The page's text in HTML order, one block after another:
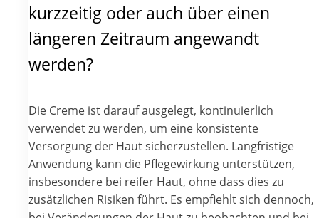
kurzzeitig oder auch über einen
längeren Zeitraum angewandt
werden?
Die Creme ist darauf ausgelegt, kontinuierlich
verwendet zu werden, um eine konsistente
Versorgung der Haut sicherzustellen. Langfristige
Anwendung kann die Pflegewirkung unterstützen,
insbesondere bei reifer Haut, ohne dass dies zu
zusätzlichen Risiken führt. Es empfiehlt sich dennoch,